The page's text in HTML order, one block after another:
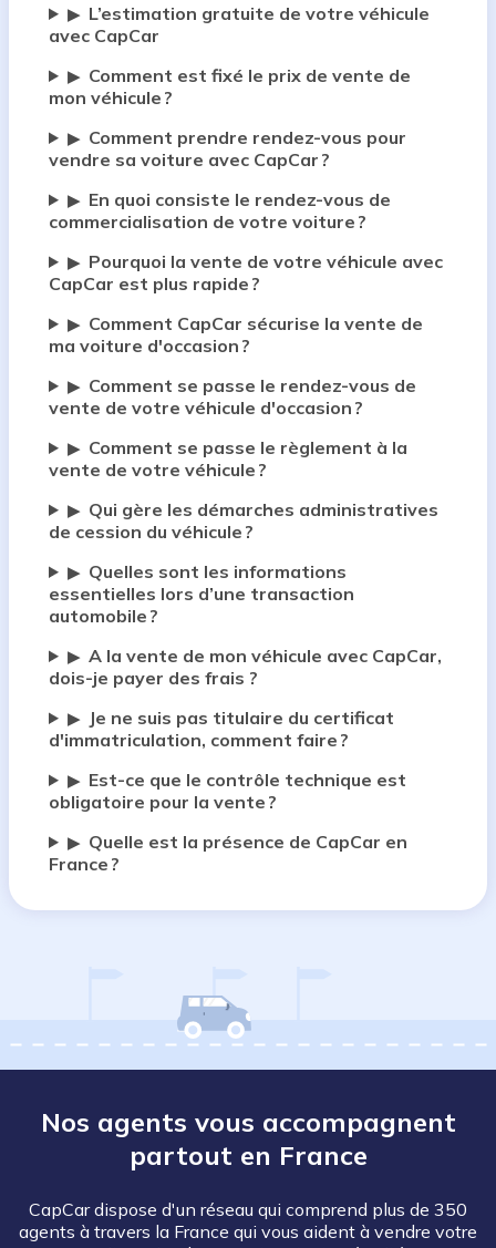
▶ L’estimation gratuite de votre véhicule
avec CapCar
▶ Comment est fixé le prix de vente de
mon véhicule ?
▶ Comment prendre rendez-vous pour
vendre sa voiture avec CapCar ?
▶ En quoi consiste le rendez-vous de
commercialisation de votre voiture ?
▶ Pourquoi la vente de votre véhicule avec
CapCar est plus rapide ?
▶ Comment CapCar sécurise la vente de
ma voiture d'occasion ?
▶ Comment se passe le rendez-vous de
vente de votre véhicule d'occasion ?
▶ Comment se passe le règlement à la
vente de votre véhicule ?
▶ Qui gère les démarches administratives
de cession du véhicule ?
▶ Quelles sont les informations
essentielles lors d’une transaction
automobile ?
▶ A la vente de mon véhicule avec CapCar,
dois-je payer des frais ?
▶
Je ne suis pas titulaire du certificat
d'immatriculation, comment faire ?
▶ Est-ce que le contrôle technique est
obligatoire pour la vente ?
▶ Quelle est la présence de CapCar en
France ?
Nos agents vous accompagnent
partout en France
CapCar dispose d'un réseau qui comprend plus de 350
agents à travers la France qui vous aident à vendre votre